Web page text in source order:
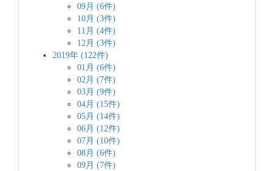
09月 (6件)
10月 (3件)
11月 (4件)
12月 (3件)
2019年 (122件)
01月 (6件)
02月 (7件)
03月 (9件)
04月 (15件)
05月 (14件)
06月 (12件)
07月 (10件)
08月 (6件)
09月 (7件)